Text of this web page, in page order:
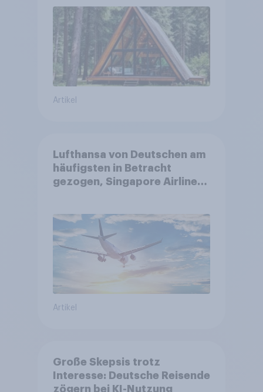
Artikel
Lufthansa von Deutschen am
häufigsten in Betracht
gezogen, Singapore Airlines
Artikel
Große Skepsis trotz
Interesse: Deutsche Reisende
zögern bei KI-Nutzung